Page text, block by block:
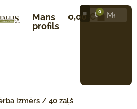
Mans
profils
0,00 € 0
izmērs / 40 zaļš